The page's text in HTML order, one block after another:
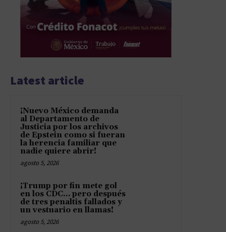
Latest article
¡Nuevo México demanda
al Departamento de
Justicia por los archivos
de Epstein como si fueran
la herencia familiar que
nadie quiere abrir!
agosto 5, 2026
¡Trump por fin mete gol
en los CDC… pero después
de tres penaltis fallados y
un vestuario en llamas!
agosto 5, 2026